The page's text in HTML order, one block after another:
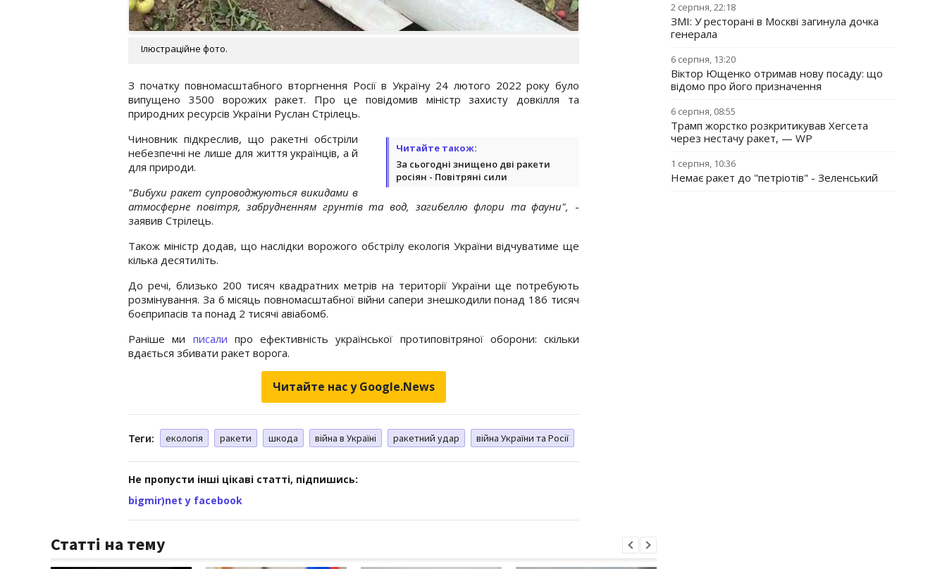
Ілюстраційне фото.
З початку повномасштабного вторгнення Росії в Україну 24 лютого 2022 року було
випущено 3500 ворожих ракет. Про це повідомив міністр захисту довкілля та
природних ресурсів України Руслан Стрілець.
Читайте також:
За сьогодні знищено дві ракети
росіян - Повітряні сили
Чиновник підкреслив, що ракетні обстріли
небезпечні не лише для життя українців, а й
для природи.
"Вибухи ракет супроводжуються викидами в
атмосферне повітря, забрудненням грунтів та вод, загибеллю флори та фауни", -
заявив Стрілець.
Також міністр додав, що наслідки ворожого обстрілу екологія України відчуватиме ще
кілька десятиліть.
До речі, близько 200 тисяч квадратних метрів на території України ще потребують
розмінування. За 6 місяць повномасштабної війни сапери знешкодили понад 186 тисяч
боєприпасів та понад 2 тисячі авіабомб.
Раніше ми писали про ефективність української протиповітряної оборони: скільки
вдається збивати ракет ворога.
Читайте нас у Google.News
Теги: екологія ракети шкода війна в Україні ракетний удар війна України та Росії
Не пропусти інші цікаві статті, підпишись:
bigmir)net у facebook
Статті на тему
2 серпня, 22:18
ЗМІ: У ресторані в Москві загинула дочка
генерала
6 серпня, 13:20
Віктор Ющенко отримав нову посаду: що
відомо про його призначення
6 серпня, 08:55
Трамп жорстко розкритикував Хегсета
через нестачу ракет, — WP
1 серпня, 10:36
Немає ракет до "петріотів" - Зеленський